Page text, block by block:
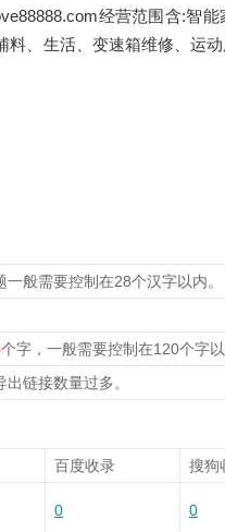
经营范围含:智
、生活、变速箱维修、运
般需要控制在28个汉字以内。
个字，一般需要控制在120个字以
出链接数量过多。
百度收录 搜狗
0 0